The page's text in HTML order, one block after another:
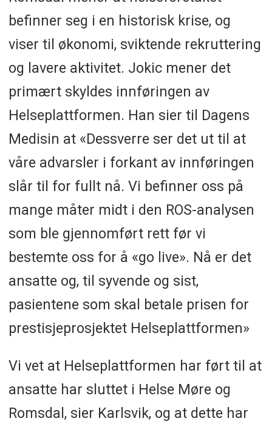
befinner seg i en historisk krise, og
viser til økonomi, sviktende rekruttering
og lavere aktivitet. Jokic mener det
primært skyldes innføringen av
Helseplattformen. Han sier til Dagens
Medisin at «Dessverre ser det ut til at
våre advarsler i forkant av innføringen
slår til for fullt nå. Vi befinner oss på
mange måter midt i den ROS-analysen
som ble gjennomført rett før vi
bestemte oss for å «go live». Nå er det
ansatte og, til syvende og sist,
pasientene som skal betale prisen for
prestisjeprosjektet Helseplattformen»
Vi vet at Helseplattformen har ført til at
ansatte har sluttet i Helse Møre og
Romsdal, sier Karlsvik, og at dette har